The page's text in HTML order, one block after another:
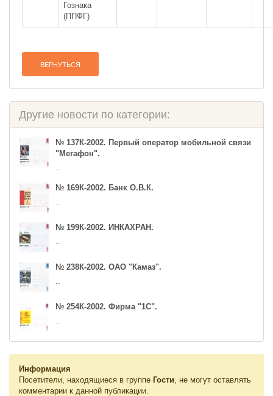
Гознака
(ППФГ)
ВЕРНУТЬСЯ
Другие новости по категории:
№ 137К-2002. Первый оператор мобильной связи
"Мегафон".
..
№ 169К-2002. Банк О.В.К.
..
№ 199К-2002. ИНКАХРАН.
..
№ 238К-2002. ОАО "Камаз".
..
№ 254К-2002. Фирма "1С".
..
Информация
Посетители, находящиеся в группе Гости, не могут оставлять
комментарии к данной публикации.